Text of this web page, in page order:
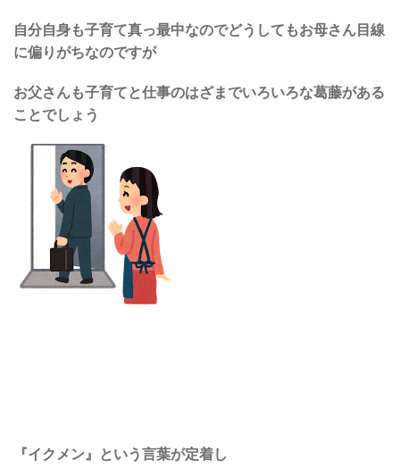
自分自身も子育て真っ最中なのでどうしてもお母さん目線
に偏りがちなのですが
お父さんも子育てと仕事のはざまでいろいろな葛藤がある
ことでしょう
『イクメン』という言葉が定着し